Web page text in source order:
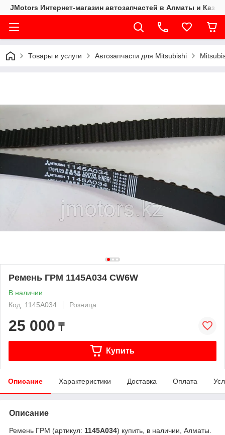
JMotors Интернет-магазин автозапчастей в Алматы и
Товары и услуги Автозапчасти для Mitsubishi
Ремень ГРМ 1145A034 CW6W
В наличии
Код: 1145A034
Розница
25 000 ₸
Купить
Описание Характеристики Доставка Оплата
Описание
Ремень ГРМ (артикул: 1145A034) купить, в наличии, Алматы.